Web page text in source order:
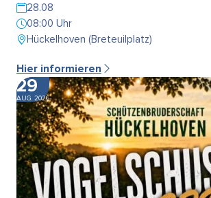
28.08
08:00 Uhr
Hückelhoven (Breteuilplatz)
Hier informieren
29
AUG. 2026